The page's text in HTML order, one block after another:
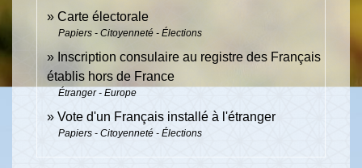
Carte électorale
Papiers - Citoyenneté - Élections
Inscription consulaire au registre des Français
établis hors de France
Étranger - Europe
Vote d'un Français installé à l'étranger
Papiers - Citoyenneté - Élections